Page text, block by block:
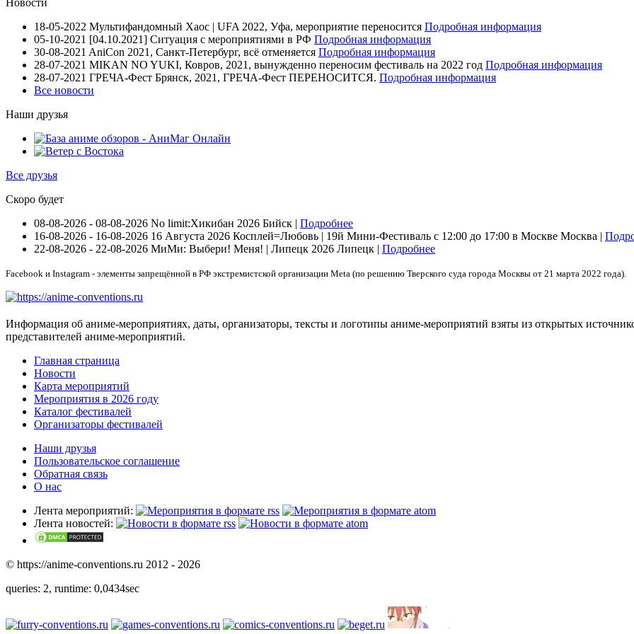
Новости
18-05-2022 Мультифандомный Хаос | UFA 2022, Уфа, мероприятие переносится Подробная информация
05-10-2021 [04.10.2021] Ситуация с мероприятиями в РФ Подробная информация
30-08-2021 AniCon 2021, Санкт-Петербург, всё отменяется Подробная информация
28-07-2021 MIKAN NO YUKI, Ковров, 2021, вынужденно переносим фестиваль на 2022 год Подробная информация
28-07-2021 ГРЕЧА-Фест Брянск, 2021, ГРЕЧА-Фест ПЕРЕНОСИТСЯ. Подробная информация
Все новости
Наши друзья
Все друзья
Скоро будет
08-08-2026 - 08-08-2026 No limit:Хикибан 2026 Бийск | Подробнее
16-08-2026 - 16-08-2026 16 Августа 2026 Косплей=Любовь | 19й Мини-Фестиваль с 12:00 до 17:00 в Москве Москва |
22-08-2026 - 22-08-2026 МиМи: Выбери! Меня! | Липецк 2026 Липецк | Подробнее
Facebook и Instagram - элементы запрещённой в РФ экстремистской организации Meta (по решению Тверского суда города Москвы от 21 марта 2022 года).
Информация об аниме-мероприятиях, даты, организаторы, тексты и логотипы аниме-мероприятий взяты из открытых
представителей аниме-мероприятий.
Главная страница
Новости
Карта мероприятий
Мероприятия в 2026 году
Каталог фестивалей
Организаторы фестивалей
Наши друзья
Пользовательское соглашение
Обратная связь
О нас
Лента мероприятий:
Лента новостей:
© https://anime-conventions.ru 2012 - 2026
queries: 2, runtime: 0,0434sec